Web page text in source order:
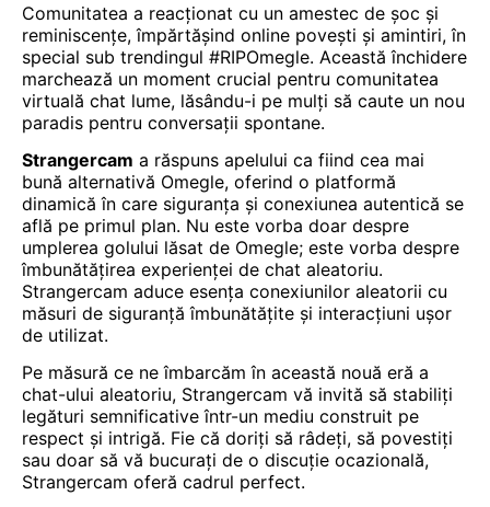
Comunitatea a reacționat cu un amestec de șoc și
reminiscențe, împărtășind online povești și amintiri, în
special sub trendingul #RIPOmegle. Această închidere
marchează un moment crucial pentru comunitatea
virtuală chat lume, lăsându-i pe mulți să caute un nou
paradis pentru conversații spontane.
Strangercam a răspuns apelului ca fiind cea mai
bună alternativă Omegle, oferind o platformă
dinamică în care siguranța și conexiunea autentică se
află pe primul plan. Nu este vorba doar despre
umplerea golului lăsat de Omegle; este vorba despre
îmbunătățirea experienței de chat aleatoriu.
Strangercam aduce esența conexiunilor aleatorii cu
măsuri de siguranță îmbunătățite și interacțiuni ușor
de utilizat.
Pe măsură ce ne îmbarcăm în această nouă eră a
chat-ului aleatoriu, Strangercam vă invită să stabiliți
legături semnificative într-un mediu construit pe
respect și intrigă. Fie că doriți să râdeți, să povestiți
sau doar să vă bucurați de o discuție ocazională,
Strangercam oferă cadrul perfect.